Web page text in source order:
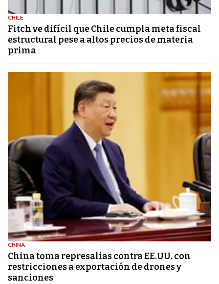
CHILE
Fitch ve difícil que Chile cumpla meta fiscal
estructural pese a altos precios de materia
prima
CHINA
China toma represalias contra EE.UU. con
restricciones a exportación de drones y
sanciones